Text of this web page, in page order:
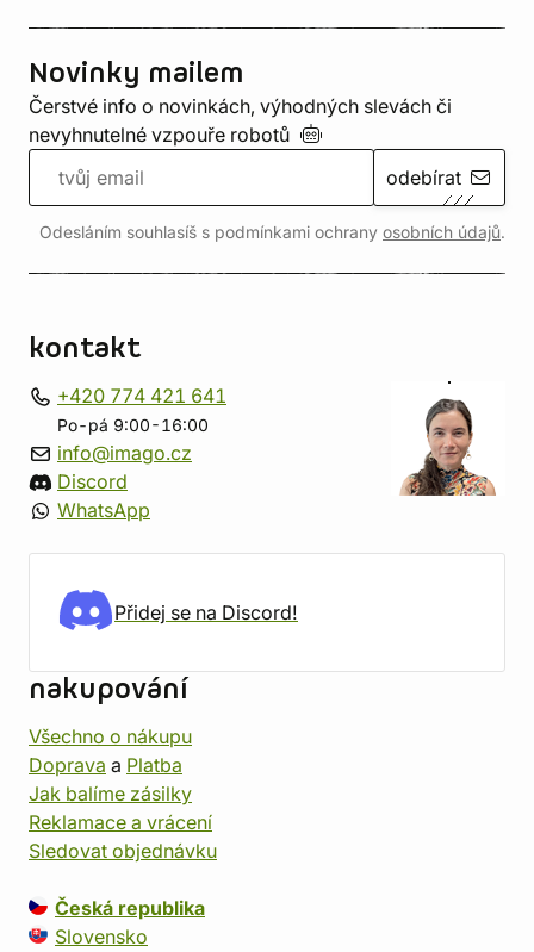
Novinky mailem
Čerstvé info o novinkách, výhodných slevách či
nevyhnutelné vzpouře robotů
odebírat
Odesláním souhlasíš s podmínkami ochrany osobních údajů.
kontakt
+420 774 421 641
Po-pá 9:00-16:00
info@imago.cz
Discord
WhatsApp
Přidej se na Discord!
nakupování
Všechno o nákupu
Doprava a Platba
Jak balíme zásilky
Reklamace a vrácení
Sledovat objednávku
Česká republika
Slovensko